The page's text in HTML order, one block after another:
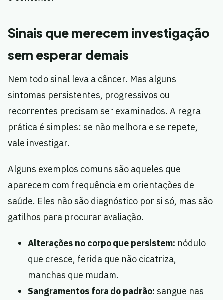
Sinais que merecem investigação
sem esperar demais
Nem todo sinal leva a câncer. Mas alguns
sintomas persistentes, progressivos ou
recorrentes precisam ser examinados. A regra
prática é simples: se não melhora e se repete,
vale investigar.
Alguns exemplos comuns são aqueles que
aparecem com frequência em orientações de
saúde. Eles não são diagnóstico por si só, mas são
gatilhos para procurar avaliação.
Alterações no corpo que persistem: nódulo
que cresce, ferida que não cicatriza,
manchas que mudam.
Sangramentos fora do padrão: sangue nas